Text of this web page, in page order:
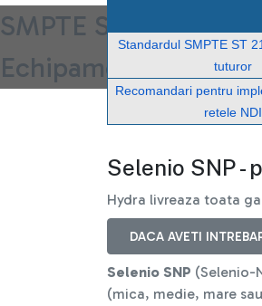
SMPTE ST 2110
Echipamente si
Standardul SMPTE ST
tuturor
Recomandari pentru
retele NDI
Selenio SNP -
Hydra livreaza toata
DACA AVETI
Selenio SNP (Selenio-
(mica, medie, mare